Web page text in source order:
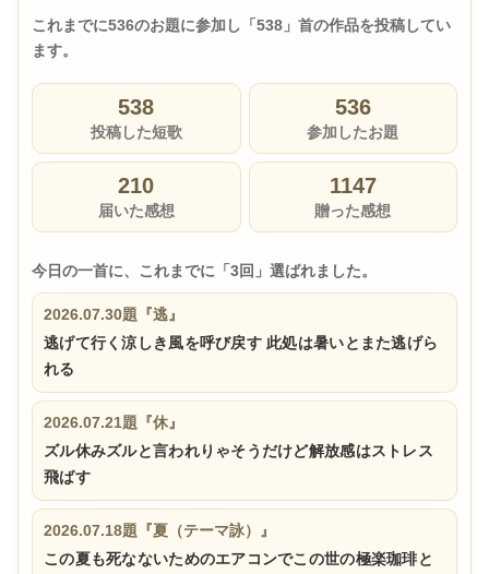
これまでに536のお題に参加し「538」首の作品を投稿してい
ます。
538
投稿した短歌
536
参加したお題
210
届いた感想
1147
贈った感想
今日の一首に、これまでに「3回」選ばれました。
2026.07.30題『逃』
逃げて行く涼しき風を呼び戻す 此処は暑いとまた逃げら
れる
2026.07.21題『休』
ズル休みズルと言われりゃそうだけど解放感はストレス
飛ばす
2026.07.18題『夏（テーマ詠）』
この夏も死なないためのエアコンでこの世の極楽珈琲と